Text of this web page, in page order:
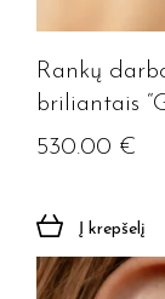
Rankų
briliantais
530.00 €
Į krepšelį